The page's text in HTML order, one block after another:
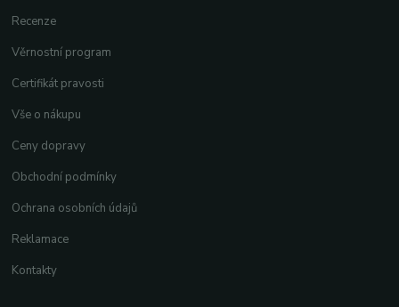
Recenze
Věrnostní program
Certifikát pravosti
Vše o nákupu
Ceny dopravy
Obchodní podmínky
Ochrana osobních údajů
Reklamace
Kontakty